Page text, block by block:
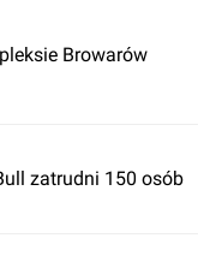
Browarów
zatrudni 150 osób